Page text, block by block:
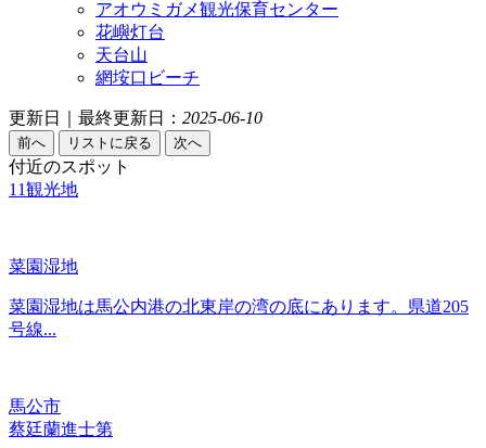
アオウミガメ観光保育センター
花嶼灯台
天台山
網垵口ビーチ
更新日｜最終更新日： 2025-06-10
付近のスポット
11観光地
菜園湿地
菜園湿地は馬公内港の北東岸の湾の底にあります。県道205
号線...
馬公市
蔡廷蘭進士第